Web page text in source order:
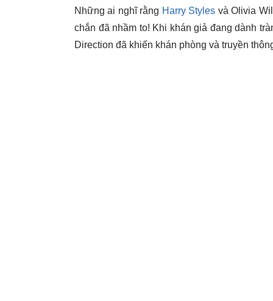
Những ai nghĩ rằng Harry Styles và Olivia
chắn đã nhầm to! Khi khán giả đang dành
Direction đã khiến khán phòng và truyền